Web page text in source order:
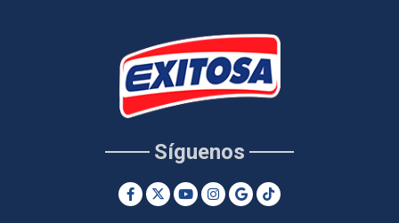
Síguenos